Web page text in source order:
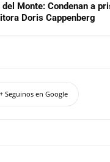
Monte: Condenan a
Doris Cappenberg
+ Seguinos en Google